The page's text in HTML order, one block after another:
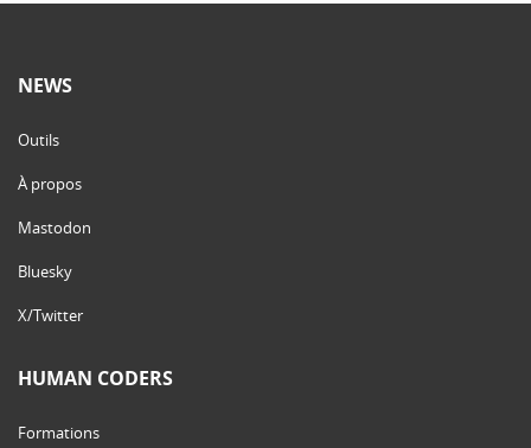
NEWS
Outils
À propos
Mastodon
Bluesky
X/Twitter
HUMAN CODERS
Formations